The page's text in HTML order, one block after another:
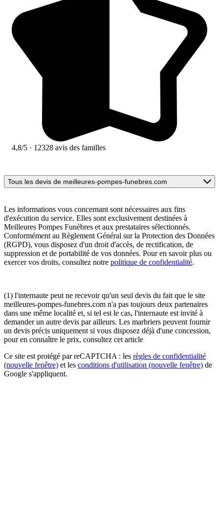
4,8/5 · 12328 avis des familles
Tous les devis de meilleures-pompes-funebres.com
Les informations vous concernant sont nécessaires aux fins
d'exécution du service. Elles sont exclusivement destinées à
Meilleures Pompes Funèbres et aux prestataires sélectionnés.
Conformément au Règlement Général sur la Protection des Données
(RGPD), vous disposez d'un droit d'accès, de rectification, de
suppression et de portabilité de vos données. Pour en savoir plus ou
exercer vos droits, consultez notre politique de confidentialité.
(1) l'internaute peut ne recevoir qu'un seul devis du fait que le site
meilleures-pompes-funebres.com n'a pas toujours deux partenaires
dans une même localité et, si tel est le cas, l'internaute est invité à
demander un autre devis par ailleurs. Les marbriers peuvent fournir
un devis précis uniquement si vous disposez déjà d'une concession,
pour en connaître le prix, consultez cet article
Ce site est protégé par reCAPTCHA : les règles de confidentialité
(nouvelle fenêtre) et les conditions d'utilisation (nouvelle fenêtre) de
Google s'appliquent.